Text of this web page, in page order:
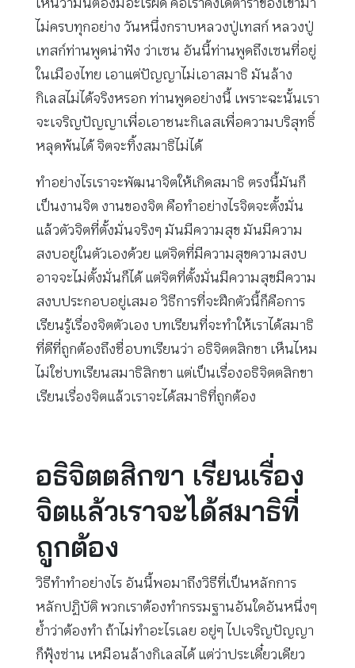
ไม่ครบทุกอย่าง วันหนึ่งกราบหลวงปู่เทสก์ หลวงปู่
เทสก์ท่านพูดน่าฟัง ว่าเซน อันนี้ท่านพูดถึงเซนที่อยู่
ในเมืองไทย เอาแต่ปัญญาไม่เอาสมาธิ มันล้าง
กิเลสไม่ได้จริงหรอก ท่านพูดอย่างนี้ เพราะฉะนั้นเรา
จะเจริญปัญญาเพื่อเอาชนะกิเลสเพื่อความบริสุทธิ์
หลุดพ้นได้ จิตจะทิ้งสมาธิไม่ได้
ทำอย่างไรเราจะพัฒนาจิตให้เกิดสมาธิ ตรงนี้มันก็
เป็นงานจิต งานของจิต คือทำอย่างไรจิตจะตั้งมั่น
แล้วตัวจิตที่ตั้งมั่นจริงๆ มันมีความสุข มันมีความ
สงบอยู่ในตัวเองด้วย แต่จิตที่มีความสุขความสงบ
อาจจะไม่ตั้งมั่นก็ได้ แต่จิตที่ตั้งมั่นมีความสุขมีความ
สงบประกอบอยู่เสมอ วิธีการที่จะฝึกตัวนี้ก็คือการ
เรียนรู้เรื่องจิตตัวเอง บทเรียนที่จะทำให้เราได้สมาธิ
ที่ดีที่ถูกต้องถึงชื่อบทเรียนว่า อธิจิตตสิกขา เห็นไหม
ไม่ใช่บทเรียนสมาธิสิกขา แต่เป็นเรื่องอธิจิตตสิกขา
เรียนเรื่องจิตแล้วเราจะได้สมาธิที่ถูกต้อง
อธิจิตตสิกขา เรียนเรื่อง
จิตแล้วเราจะได้สมาธิที่
ถูกต้อง
วิธีทำทำอย่างไร อันนี้พอมาถึงวิธีที่เป็นหลักการ
หลักปฏิบัติ พวกเราต้องทำกรรมฐานอันใดอันหนึ่งๆ
ย้ำว่าต้องทำ ถ้าไม่ทำอะไรเลย อยู่ๆ ไปเจริญปัญญา
ก็ฟุ้งซ่าน เหมือนล้างกิเลสได้ แต่ว่าประเดี๋ยวเดียว